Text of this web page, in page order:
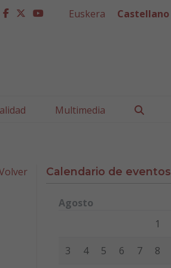
facebook
twitter
youtube
Euskera Castellano
Multimedia
Calendario de eventos
Agosto
Miércoles
1
3 4 5 6 7 8